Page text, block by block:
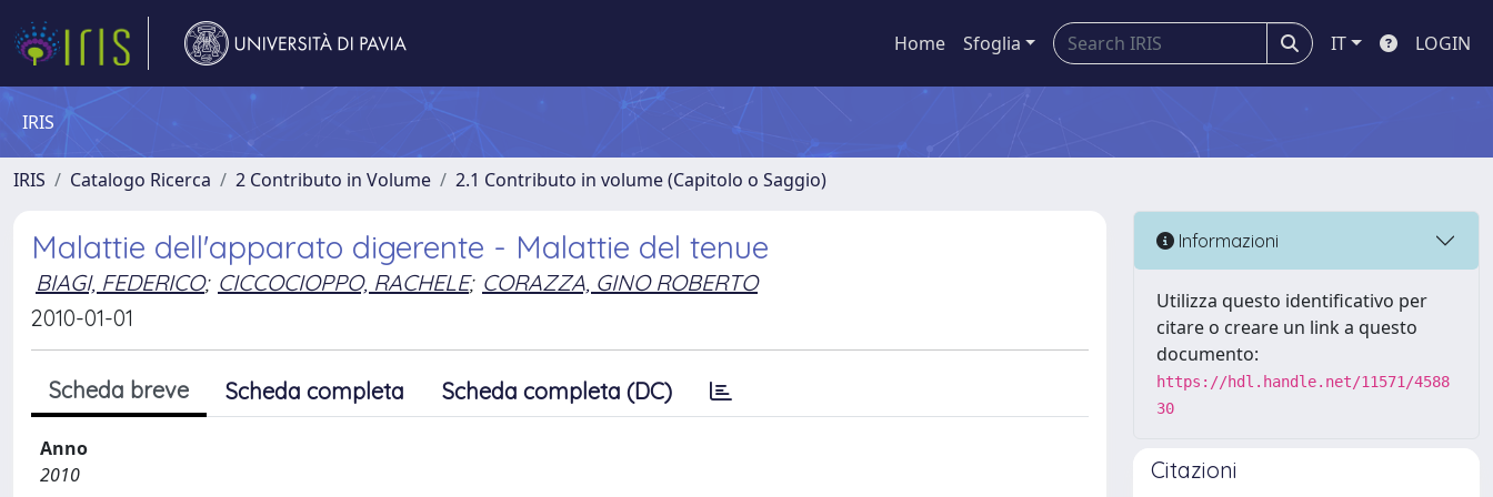
Home Sfoglia IT LOGIN
IRIS
IRIS Catalogo Ricerca 2 Contributo in Volume 2.1 Contributo in volume (Capitolo o Saggio)
Malattie dell'apparato digerente - Malattie del tenue
BIAGI, FEDERICO; CICCOCIOPPO, RACHELE; CORAZZA, GINO ROBERTO
2010-01-01
Scheda breve Scheda completa Scheda completa (DC)
Anno
2010
Informazioni
Utilizza questo identificativo per
citare o creare un link a questo
documento:
https://hdl.handle.net/11571/4588
30
Citazioni